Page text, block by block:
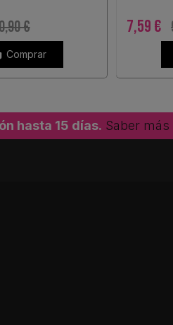
€
Comprar
7,59 €
hasta 15 días. Saber más